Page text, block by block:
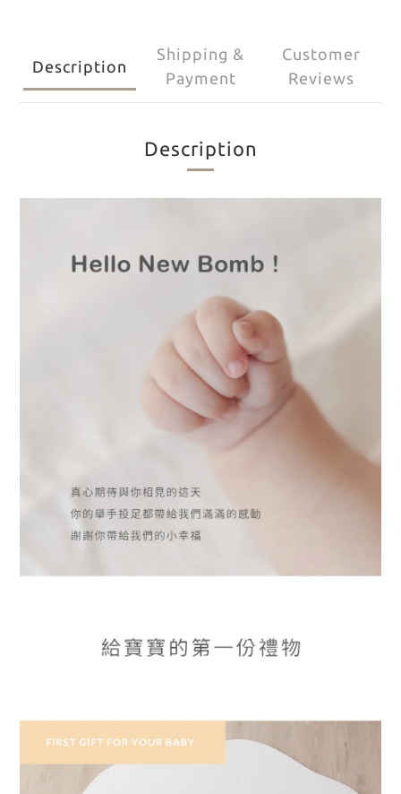
Description
Shipping &
Payment
Customer
Reviews
Description